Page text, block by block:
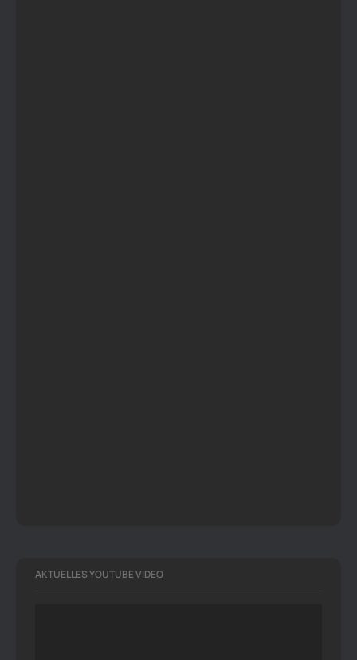
AKTUELLES YOUTUBE VIDEO